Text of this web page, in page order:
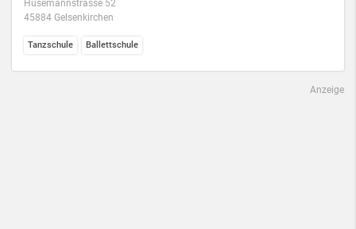
Husemannstrasse 52
45884 Gelsenkirchen
Tanzschule Ballettschule
Anzeige